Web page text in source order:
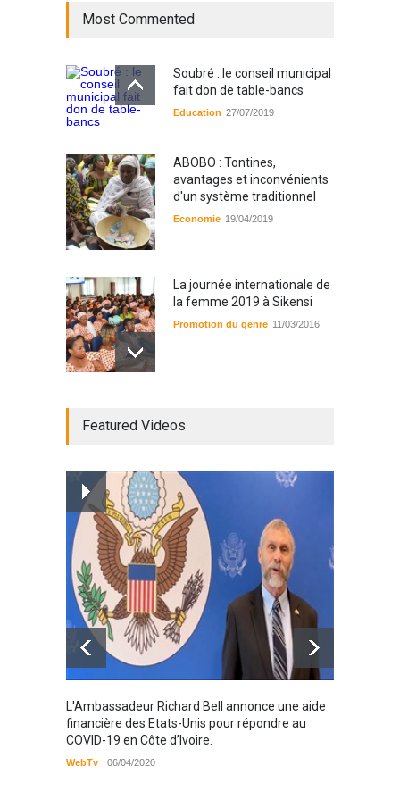
Most Commented
Soubré : le conseil municipal
fait don de table-bancs
Education 27/07/2019
ABOBO : Tontines,
avantages et inconvénients
d'un système traditionnel
Economie 19/04/2019
La journée internationale de
la femme 2019 à Sikensi
Promotion du genre 11/03/2016
Radio partenaire
Magazine : le service de
prise en charge des
personnes vivantes avec le
VIH
Santé 25/03/2019
Featured Videos
L'Ambassadeur Richard Bell annonce une aide
financière des Etats-Unis pour répondre au
COVID-19 en Côte d’Ivoire.
WebTv 06/04/2020